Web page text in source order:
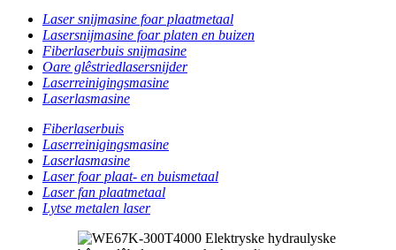
Laser snijmasine foar plaatmetaal
Lasersnijmasine foar platen en buizen
Fiberlaserbuis snijmasine
Oare glêstriedlasersnijder
Laserreinigingsmasine
Laserlasmasine
Fiberlaserbuis
Laserreinigingsmasine
Laserlasmasine
Laser foar plaat- en buismetaal
Laser fan plaatmetaal
Lytse metalen laser